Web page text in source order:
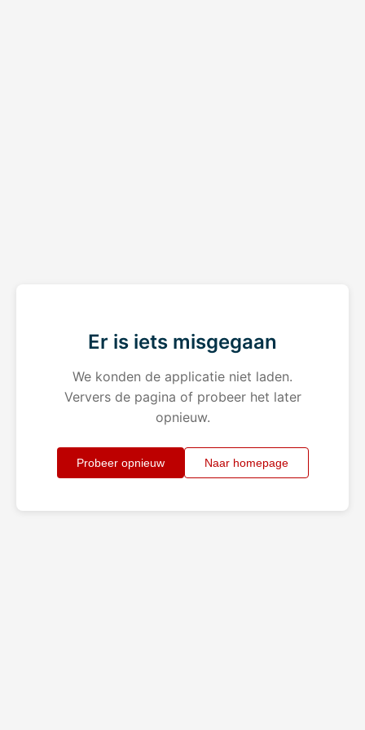
Er is iets misgegaan
We konden de applicatie niet laden.
Ververs de pagina of probeer het later
opnieuw.
Probeer opnieuw Naar homepage